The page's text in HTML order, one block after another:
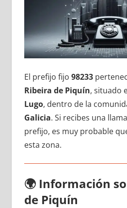
El prefijo fijo 98233
Ribeira dе Piquín, situado
Lugo, dentro dе la
Galicia. Si recibes una
prefijo, es muy probable
esta zona.
🌍 Información
dе Piquín